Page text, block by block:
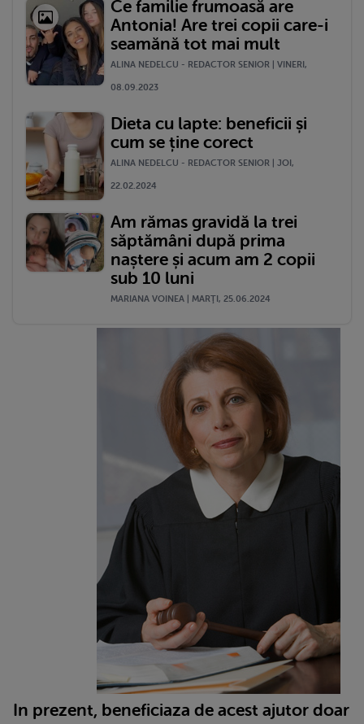
Ce familie frumoasă are
Antonia! Are trei copii care-i
seamănă tot mai mult
ALINA NEDELCU - REDACTOR SENIOR | VINERI,
08.09.2023
Dieta cu lapte: beneficii și
cum se ține corect
ALINA NEDELCU - REDACTOR SENIOR | JOI,
22.02.2024
Am rămas gravidă la trei
săptămâni după prima
naștere și acum am 2 copii
sub 10 luni
MARIANA VOINEA | MARŢI, 25.06.2024
In prezent, beneficiaza de acest ajutor doar